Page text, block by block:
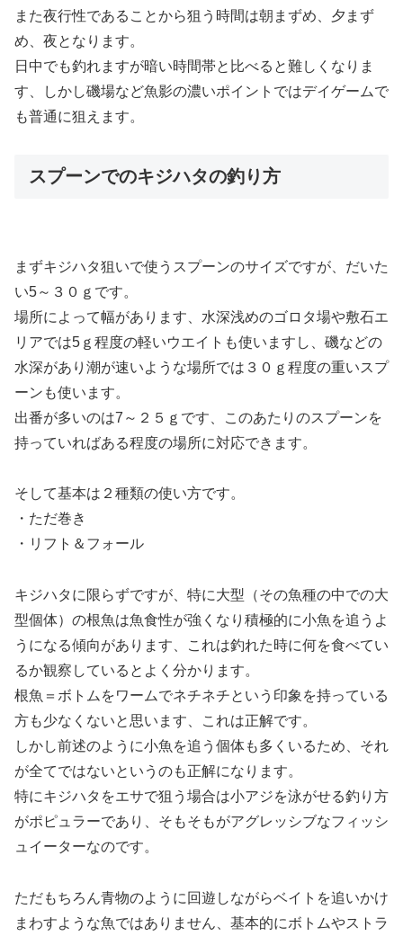
また夜行性であることから狙う時間は朝まずめ、夕まず
め、夜となります。
日中でも釣れますが暗い時間帯と比べると難しくなりま
す、しかし磯場など魚影の濃いポイントではデイゲームで
も普通に狙えます。
スプーンでのキジハタの釣り方
まずキジハタ狙いで使うスプーンのサイズですが、だいた
い5～３０ｇです。
場所によって幅があります、水深浅めのゴロタ場や敷石エ
リアでは5ｇ程度の軽いウエイトも使いますし、磯などの
水深があり潮が速いような場所では３０ｇ程度の重いスプ
ーンも使います。
出番が多いのは7～２５ｇです、このあたりのスプーンを
持っていればある程度の場所に対応できます。
そして基本は２種類の使い方です。
・ただ巻き
・リフト＆フォール
キジハタに限らずですが、特に大型（その魚種の中での大
型個体）の根魚は魚食性が強くなり積極的に小魚を追うよ
うになる傾向があります、これは釣れた時に何を食べてい
るか観察しているとよく分かります。
根魚＝ボトムをワームでネチネチという印象を持っている
方も少なくないと思います、これは正解です。
しかし前述のように小魚を追う個体も多くいるため、それ
が全てではないというのも正解になります。
特にキジハタをエサで狙う場合は小アジを泳がせる釣り方
がポピュラーであり、そもそもがアグレッシブなフィッシ
ュイーターなのです。
ただもちろん青物のように回遊しながらベイトを追いかけ
まわすような魚ではありません、基本的にボトムやストラ